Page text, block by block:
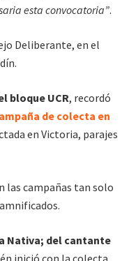
esta convocatoria”.
Deliberante, en el
bloque UCR, recordó
de colecta en
en Victoria, parajes
las campañas tan solo
Nativa; del cantante